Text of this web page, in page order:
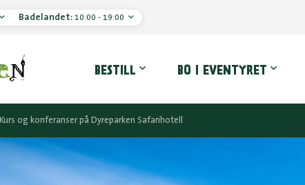
Badelandet: 10:00 - 19:00
BESTILL BO I EVENTYRET
Kurs og konferanser på Dyreparken Safarihotell